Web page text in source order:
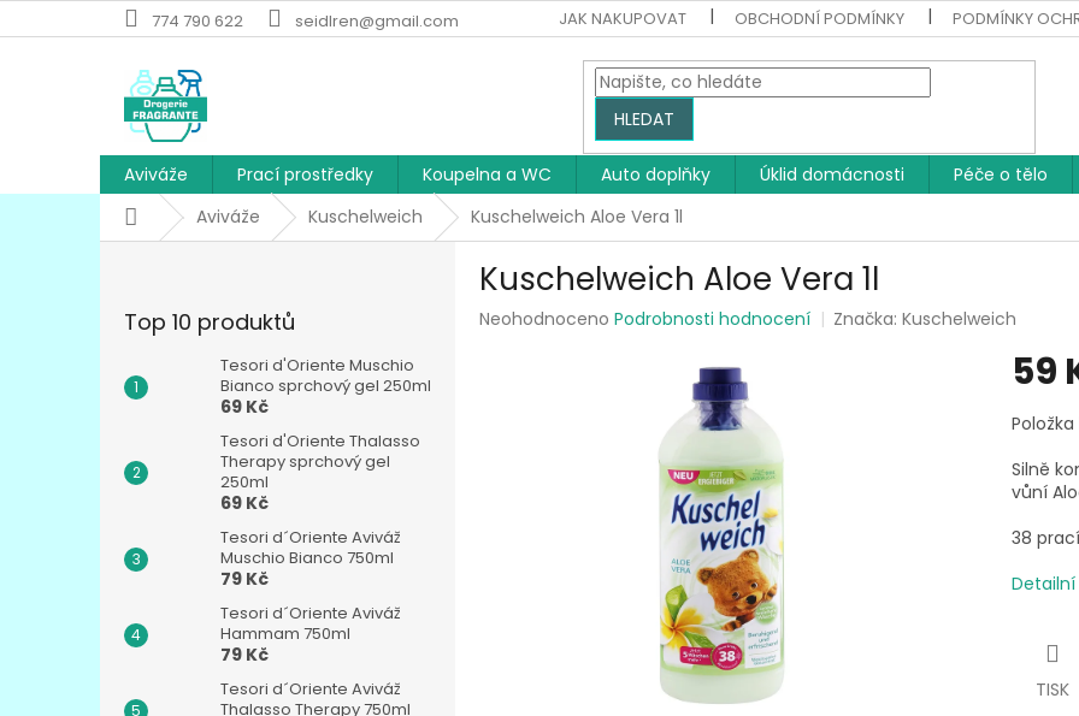
na
774 790 622 seidlren@gmail.com JAK NAKUPOVAT OBCHODNÍ PODMÍNKY PODMÍNKY
HLEDAT
Aviváže Prací prostředky Koupelna a WC Auto doplňky Úklid domácnosti Péče o tělo
DomůAviváže Kuschelweich Kuschelweich Aloe Vera 1l
Top 10 produktů
Tesori d'Oriente Muschio
Bianco sprchový gel 250ml
69 Kč
Tesori d'Oriente Thalasso
Therapy sprchový gel
250ml
69 Kč
Tesori d´Oriente Aviváž
Muschio Bianco 750ml
79 Kč
Tesori d´Oriente Aviváž
Hammam 750ml
79 Kč
Tesori d´Oriente Aviváž
Thalasso Therapy 750ml
Kuschelweich Aloe Vera 1l
Průměrné
Neohodnoceno Podrobnosti hodnocení Značka:Kuschelweich
59
Měrná
cena:
Silně
vůní
38
TISK